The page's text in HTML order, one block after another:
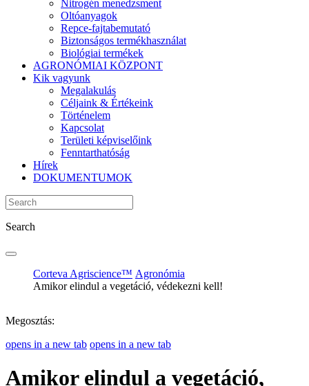
Nitrogén menedzsment
Oltóanyagok
Repce-fajtabemutató
Biztonságos termékhasználat
Biológiai termékek
AGRONÓMIAI KÖZPONT
Kik vagyunk
Megalakulás
Céljaink & Értékeink
Történelem
Kapcsolat
Területi képviselőink
Fenntarthatóság
Hírek
DOKUMENTUMOK
Search
Corteva Agriscience™ Agronómia
Amikor elindul a vegetáció, védekezni kell!
Megosztás:
opens in a new tab opens in a new tab
Amikor elindul a vegetáció,